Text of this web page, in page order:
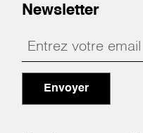
Newsletter
Envoyer